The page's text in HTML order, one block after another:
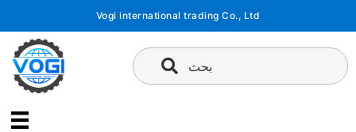
المحتوى
Vogi international trading Co., Ltd
بحث